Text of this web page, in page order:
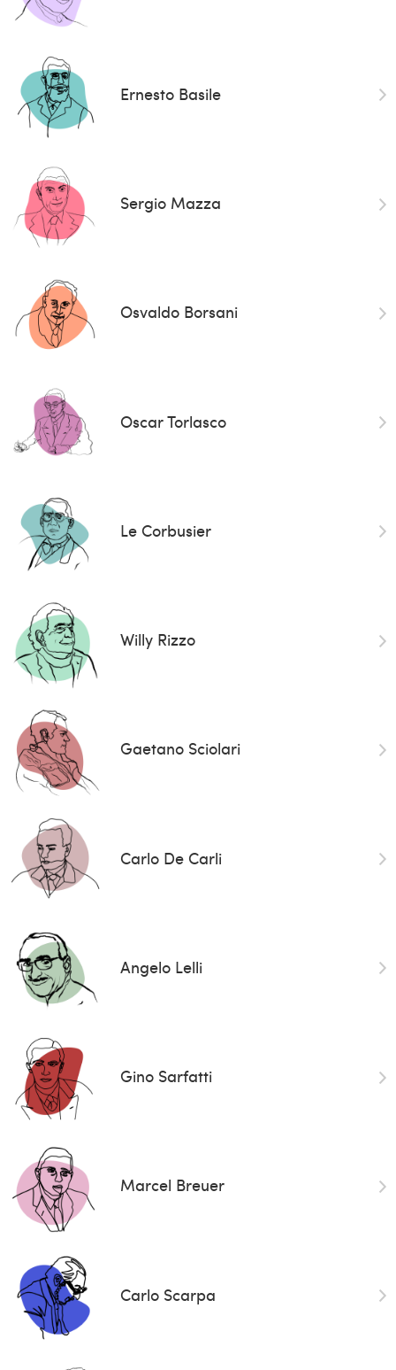
Ernesto Basile
Sergio Mazza
Osvaldo Borsani
Oscar Torlasco
Le Corbusier
Willy Rizzo
Gaetano Sciolari
Carlo De Carli
Angelo Lelli
Gino Sarfatti
Marcel Breuer
Carlo Scarpa